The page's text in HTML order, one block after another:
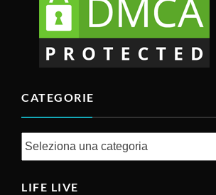
CATEGORIE
Categorie
LIFE LIVE